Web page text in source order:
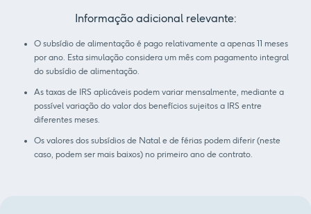
Informação adicional relevante:
O subsídio de alimentação é pago relativamente a apenas 11 meses
por ano. Esta simulação considera um mês com pagamento integral
do subsídio de alimentação.
As taxas de IRS aplicáveis podem variar mensalmente, mediante a
possível variação do valor dos benefícios sujeitos a IRS entre
diferentes meses.
Os valores dos subsídios de Natal e de férias podem diferir (neste
caso, podem ser mais baixos) no primeiro ano de contrato.